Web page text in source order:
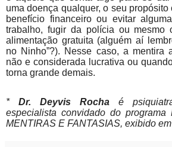
uma doença qualquer, o seu
benefício financeiro ou evitar
trabalho, fugir da polícia ou mesmo
alimentação gratuita (alguém aí
no Ninho”?). Nesse caso, a mentira
não e considerada lucrativa ou
torna grande demais.
* Dr. Deyvis Rocha é
especialista convidado do
MENTIRAS E FANTASIAS, exibido